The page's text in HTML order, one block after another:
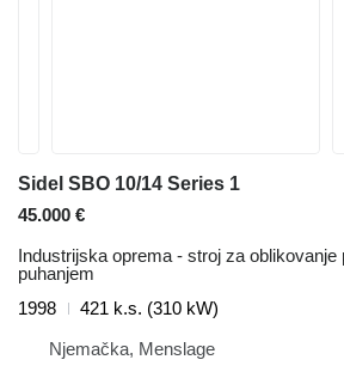
Sidel SBO 10/14 Series 1
45.000 €
Industrijska oprema - stroj za oblikovanje
puhanjem
1998
421 k.s. (310 kW)
Njemačka, Menslage